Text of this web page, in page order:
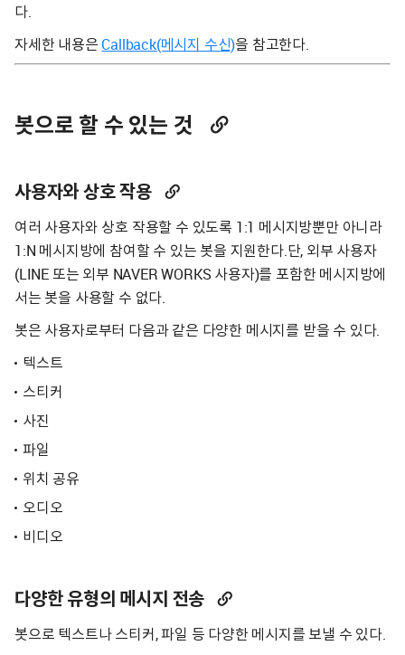
다.
자세한 내용은 Callback(메시지 수신)을 참고한다.
봇으로 할 수 있는 것
사용자와 상호 작용
여러 사용자와 상호 작용할 수 있도록 1:1 메시지방뿐만 아니라
1:N 메시지방에 참여할 수 있는 봇을 지원한다.단, 외부 사용자
(LINE 또는 외부 NAVER WORKS 사용자)를 포함한 메시지방에
서는 봇을 사용할 수 없다.
봇은 사용자로부터 다음과 같은 다양한 메시지를 받을 수 있다.
텍스트
스티커
사진
파일
위치 공유
오디오
비디오
다양한 유형의 메시지 전송
봇으로 텍스트나 스티커, 파일 등 다양한 메시지를 보낼 수 있다.